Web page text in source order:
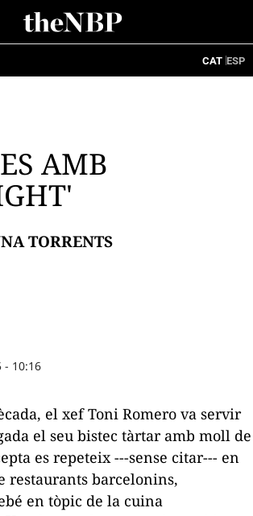
CAT ESP
AMB
TORRENTS
- 10:16
el xef Toni Romero va servir
el seu bistec tàrtar amb moll de
es repeteix ---sense citar--- en
restaurants barcelonins,
en tòpic de la cuina